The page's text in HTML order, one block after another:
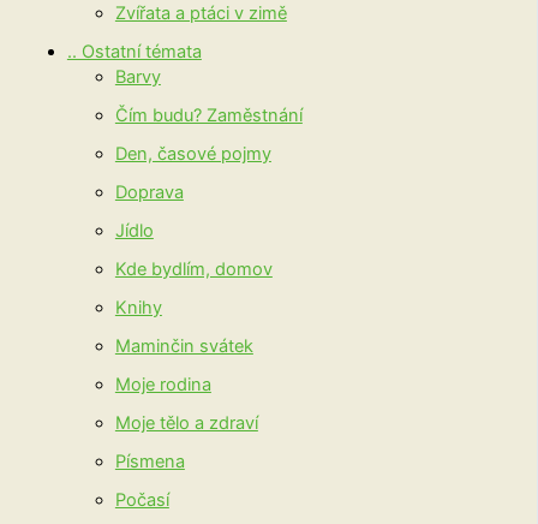
Zvířata a ptáci v zimě
.. Ostatní témata
Barvy
Čím budu? Zaměstnání
Den, časové pojmy
Doprava
Jídlo
Kde bydlím, domov
Knihy
Maminčin svátek
Moje rodina
Moje tělo a zdraví
Písmena
Počasí